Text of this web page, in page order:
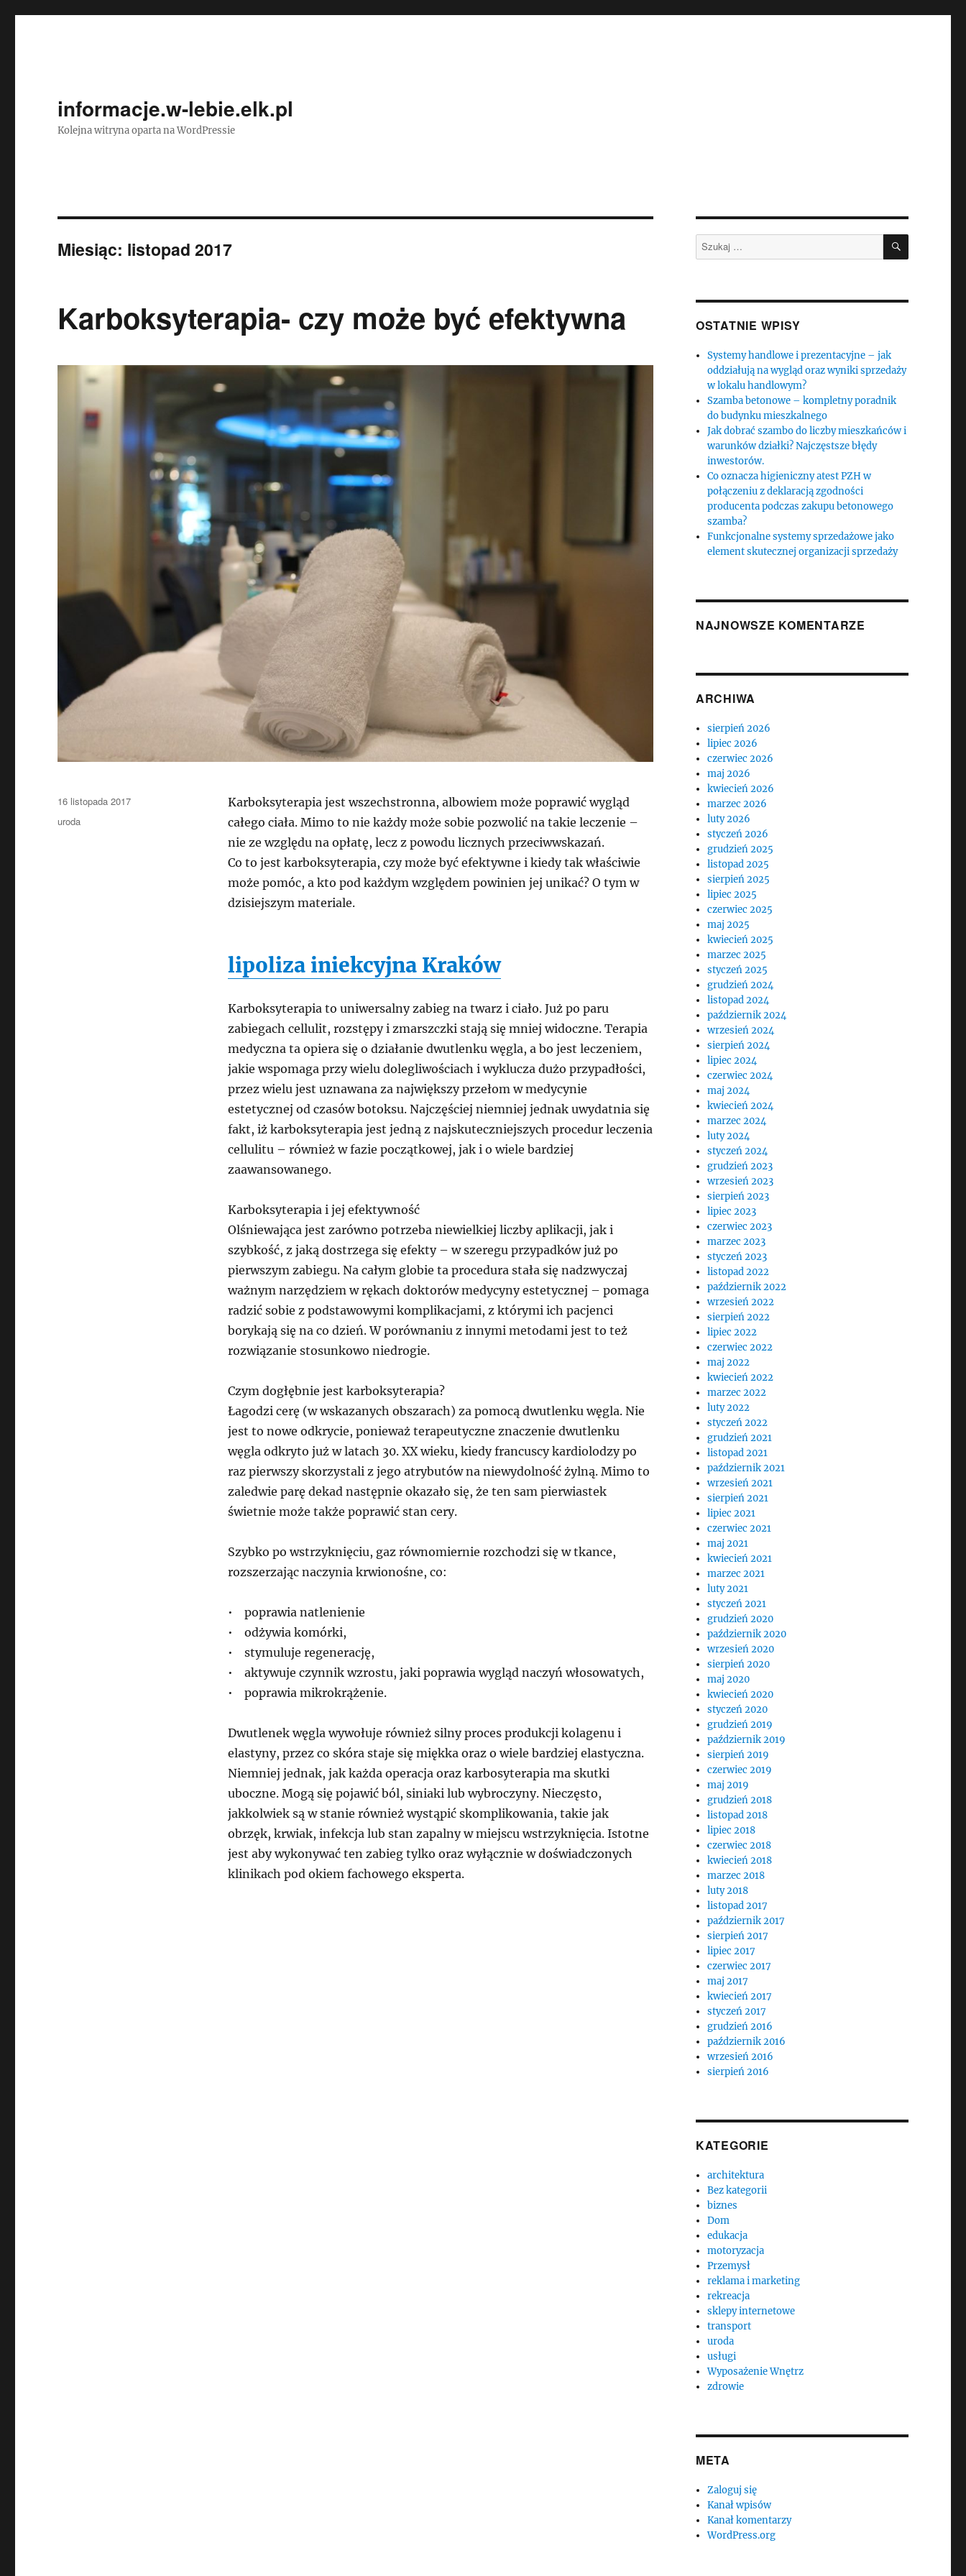
informacje.w-lebie.elk.pl
Kolejna witryna oparta na WordPressie
Miesiąc: listopad 2017
Karboksyterapia- czy może być efektywna
Karboksyterapia jest wszechstronna, albowiem może poprawić wygląd
całego ciała. Mimo to nie każdy może sobie pozwolić na takie leczenie –
nie ze względu na opłatę, lecz z powodu licznych przeciwwskazań.
Co to jest karboksyterapia, czy może być efektywne i kiedy tak właściwie
może pomóc, a kto pod każdym względem powinien jej unikać? O tym w
dzisiejszym materiale.
lipoliza iniekcyjna Kraków
Karboksyterapia to uniwersalny zabieg na twarz i ciało. Już po paru
zabiegach cellulit, rozstępy i zmarszczki stają się mniej widoczne. Terapia
medyczna ta opiera się o działanie dwutlenku węgla, a bo jest leczeniem,
jakie wspomaga przy wielu dolegliwościach i wyklucza dużo przypadłości,
przez wielu jest uznawana za największy przełom w medycynie
estetycznej od czasów botoksu. Najczęściej niemniej jednak uwydatnia się
fakt, iż karboksyterapia jest jedną z najskuteczniejszych procedur leczenia
cellulitu – również w fazie początkowej, jak i o wiele bardziej
zaawansowanego.
Karboksyterapia i jej efektywność
Olśniewająca jest zarówno potrzeba niewielkiej liczby aplikacji, jak i
szybkość, z jaką dostrzega się efekty – w szeregu przypadków już po
pierwszym zabiegu. Na całym globie ta procedura stała się nadzwyczaj
ważnym narzędziem w rękach doktorów medycyny estetycznej – pomaga
radzić sobie z podstawowymi komplikacjami, z którymi ich pacjenci
borykają się na co dzień. W porównaniu z innymi metodami jest to też
rozwiązanie stosunkowo niedrogie.
Czym dogłębnie jest karboksyterapia?
Łagodzi cerę (w wskazanych obszarach) za pomocą dwutlenku węgla. Nie
jest to nowe odkrycie, ponieważ terapeutyczne znaczenie dwutlenku
węgla odkryto już w latach 30. XX wieku, kiedy francuscy kardiolodzy po
raz pierwszy skorzystali z jego atrybutów na niewydolność żylną. Mimo to
zaledwie parę dekad następnie okazało się, że ten sam pierwiastek
świetnie może także poprawić stan cery.
Szybko po wstrzyknięciu, gaz równomiernie rozchodzi się w tkance,
rozszerzając naczynia krwionośne, co:
• poprawia natlenienie
• odżywia komórki,
• stymuluje regenerację,
• aktywuje czynnik wzrostu, jaki poprawia wygląd naczyń włosowatych,
• poprawia mikrokrążenie.
Dwutlenek węgla wywołuje również silny proces produkcji kolagenu i
elastyny, przez co skóra staje się miękka oraz o wiele bardziej elastyczna.
Niemniej jednak, jak każda operacja oraz karbosyterapia ma skutki
uboczne. Mogą się pojawić ból, siniaki lub wybroczyny. Nieczęsto,
jakkolwiek są w stanie również wystąpić skomplikowania, takie jak
obrzęk, krwiak, infekcja lub stan zapalny w miejscu wstrzyknięcia. Istotne
jest aby wykonywać ten zabieg tylko oraz wyłącznie w doświadczonych
klinikach pod okiem fachowego eksperta.
Data
publikacji
16 listopada 2017
Kategorie
uroda
Szukaj: SZUKAJ
OSTATNIE WPISY
Systemy handlowe i prezentacyjne – jak
oddziałują na wygląd oraz wyniki sprzedaży
w lokalu handlowym?
Szamba betonowe – kompletny poradnik
do budynku mieszkalnego
Jak dobrać szambo do liczby mieszkańców i
warunków działki? Najczęstsze błędy
inwestorów.
Co oznacza higieniczny atest PZH w
połączeniu z deklaracją zgodności
producenta podczas zakupu betonowego
szamba?
Funkcjonalne systemy sprzedażowe jako
element skutecznej organizacji sprzedaży
NAJNOWSZE KOMENTARZE
ARCHIWA
sierpień 2026
lipiec 2026
czerwiec 2026
maj 2026
kwiecień 2026
marzec 2026
luty 2026
styczeń 2026
grudzień 2025
listopad 2025
sierpień 2025
lipiec 2025
czerwiec 2025
maj 2025
kwiecień 2025
marzec 2025
styczeń 2025
grudzień 2024
listopad 2024
październik 2024
wrzesień 2024
sierpień 2024
lipiec 2024
czerwiec 2024
maj 2024
kwiecień 2024
marzec 2024
luty 2024
styczeń 2024
grudzień 2023
wrzesień 2023
sierpień 2023
lipiec 2023
czerwiec 2023
marzec 2023
styczeń 2023
listopad 2022
październik 2022
wrzesień 2022
sierpień 2022
lipiec 2022
czerwiec 2022
maj 2022
kwiecień 2022
marzec 2022
luty 2022
styczeń 2022
grudzień 2021
listopad 2021
październik 2021
wrzesień 2021
sierpień 2021
lipiec 2021
czerwiec 2021
maj 2021
kwiecień 2021
marzec 2021
luty 2021
styczeń 2021
grudzień 2020
październik 2020
wrzesień 2020
sierpień 2020
maj 2020
kwiecień 2020
styczeń 2020
grudzień 2019
październik 2019
sierpień 2019
czerwiec 2019
maj 2019
grudzień 2018
listopad 2018
lipiec 2018
czerwiec 2018
kwiecień 2018
marzec 2018
luty 2018
listopad 2017
październik 2017
sierpień 2017
lipiec 2017
czerwiec 2017
maj 2017
kwiecień 2017
styczeń 2017
grudzień 2016
październik 2016
wrzesień 2016
sierpień 2016
KATEGORIE
architektura
Bez kategorii
biznes
Dom
edukacja
motoryzacja
Przemysł
reklama i marketing
rekreacja
sklepy internetowe
transport
uroda
usługi
Wyposażenie Wnętrz
zdrowie
META
Zaloguj się
Kanał wpisów
Kanał komentarzy
WordPress.org